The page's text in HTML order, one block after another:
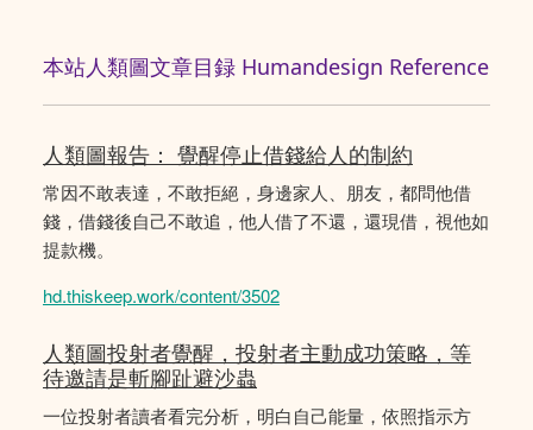
本站人類圖文章目録 Humandesign Reference
人類圖報告： 覺醒停止借錢給人的制約
常因不敢表達，不敢拒絕，身邊家人、朋友，都問他借
錢，借錢後自己不敢追，他人借了不還，還現借，視他如
提款機。
hd.thiskeep.work/content/3502
人類圖投射者覺醒，投射者主動成功策略，等
待邀請是斬腳趾避沙蟲
一位投射者讀者看完分析，明白自己能量，依照指示方